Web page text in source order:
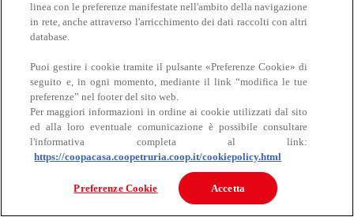
Carne
Carne
Bovino
linea con le preferenze manifestate nell'ambito della navigazione
in rete, anche attraverso l'arricchimento dei dati raccolti con altri
database.
Puoi gestire i cookie tramite il pulsante «Preferenze Cookie» di
seguito e, in ogni momento, mediante il link “modifica le tue
preferenze” nel footer del sito web.
Per maggiori informazioni in ordine ai cookie utilizzati dal sito
ed alla loro eventuale comunicazione è possibile consultare
l'informativa completa al link:
https://coopacasa.coopetruria.coop.it/cookiepolicy.html
Preferenze Cookie Accetta